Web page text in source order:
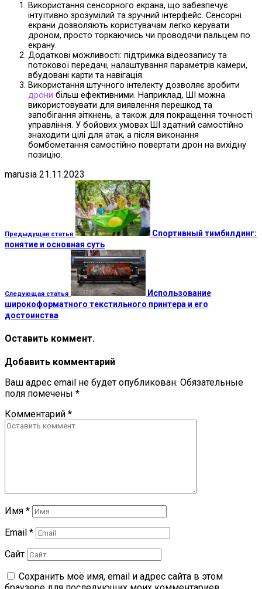
Використання сенсорного екрана, що забезпечує
інтуїтивно зрозумілий та зручний інтерфейс. Сенсорні
екрани дозволяють користувачам легко керувати
дроном, просто торкаючись чи проводячи пальцем по
екрану.
Додаткові можливості: підтримка відеозапису та
потокової передачі, налаштування параметрів камери,
вбудовані карти та навігація.
Використання штучного інтелекту дозволяє зробити
дрони більш ефективними. Наприклад, ШІ можна
використовувати для виявлення перешкод та
запобігання зіткнень, а також для покращення точності
управління. У бойових умовах ШІ здатний самостійно
знаходити цілі для атак, а після виконання
бомбометання самостійно повертати дрон на вихідну
позицію.
marusia 21.11.2023
Предыдущая статья
Спортивный тимбилдинг:
понятие и основная суть
Следующая статья
Использование
широкоформатного текстильного принтера и его
достоинства
Оставить коммент.
Добавить комментарий
Ваш адрес email не будет опубликован. Обязательные
поля помечены *
Комментарий *
Имя *
Email *
Сайт
Сохранить моё имя, email и адрес сайта в этом